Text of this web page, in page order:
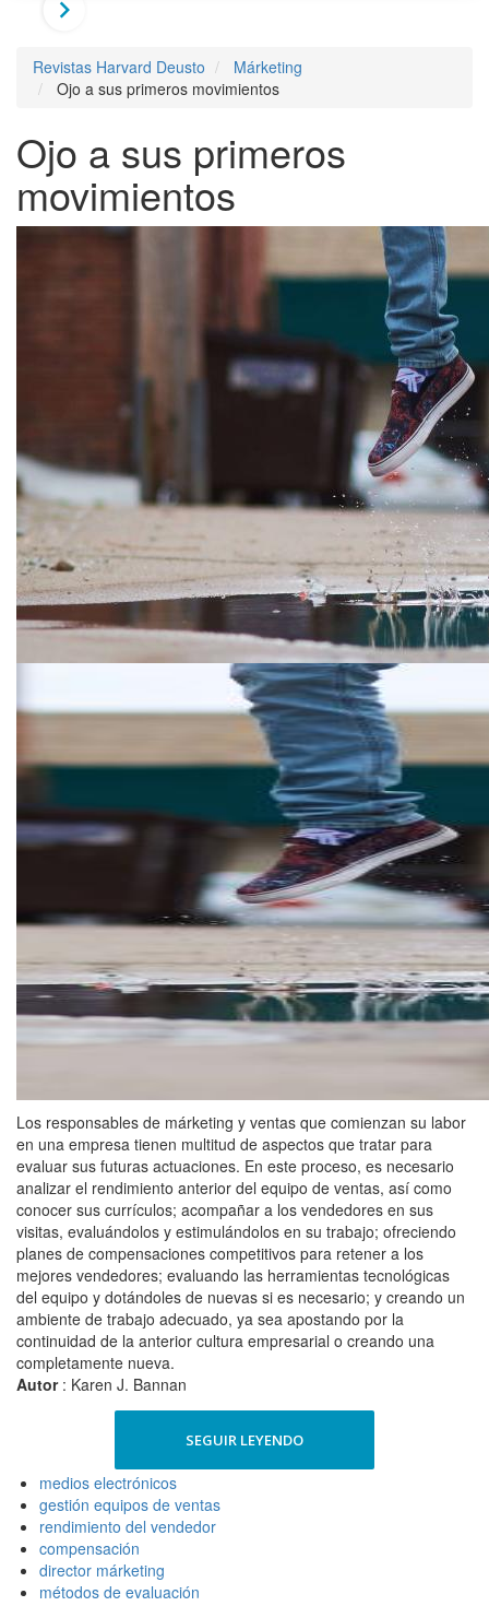
Revistas Harvard Deusto
Márketing
Ojo a sus primeros movimientos
Ojo a sus primeros
movimientos
Los responsables de márketing y ventas que comienzan su labor
en una empresa tienen multitud de aspectos que tratar para
evaluar sus futuras actuaciones. En este proceso, es necesario
analizar el rendimiento anterior del equipo de ventas, así como
conocer sus currículos; acompañar a los vendedores en sus
visitas, evaluándolos y estimulándolos en su trabajo; ofreciendo
planes de compensaciones competitivos para retener a los
mejores vendedores; evaluando las herramientas tecnológicas
del equipo y dotándoles de nuevas si es necesario; y creando un
ambiente de trabajo adecuado, ya sea apostando por la
continuidad de la anterior cultura empresarial o creando una
completamente nueva.
Autor : Karen J. Bannan
SEGUIR LEYENDO
medios electrónicos
gestión equipos de ventas
rendimiento del vendedor
compensación
director márketing
métodos de evaluación